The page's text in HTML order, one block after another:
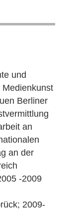
und
Berliner
an
an der
-2009
2009-